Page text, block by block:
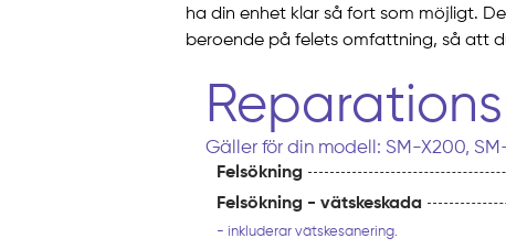
ha din enhet klar så fort som möjligt.
beroende på felets omfattning, så att
Gäller för din modell: SM-X200,
Felsökning
Felsökning - vätskeskada
- inkluderar vätskesanering.